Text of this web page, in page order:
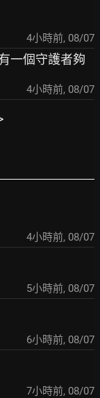
4小時前, 08/07
一個守護者夠
4小時前, 08/07
4小時前, 08/07
5小時前, 08/07
6小時前, 08/07
7小時前, 08/07